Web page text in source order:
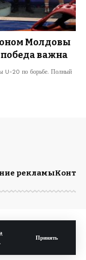
.
Принять
Молдовы
победа важна
U-20 по борьбе. Полный
рекламы